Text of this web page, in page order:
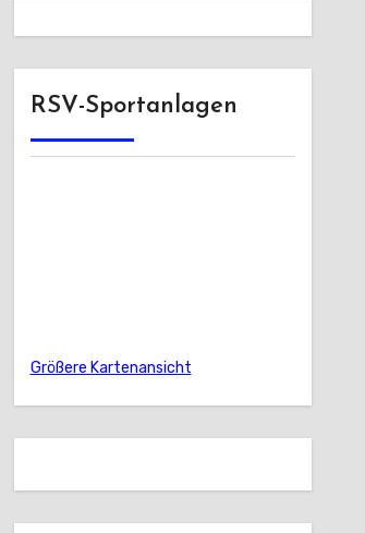
RSV-Sportanlagen
Größere Kartenansicht